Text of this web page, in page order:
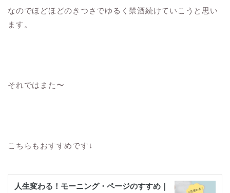
なのでほどほどのきつさでゆるく禁酒続けていこうと思い
ます。
それではまた〜
こちらもおすすめです↓